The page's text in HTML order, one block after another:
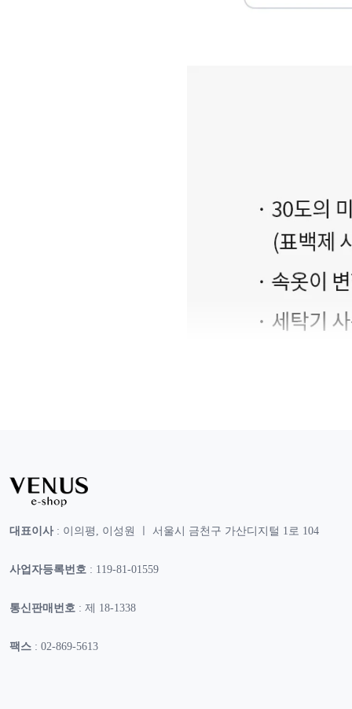
대표이사: 이의평, 이성원 ㅣ 서울시 금천구 가산디지털 1로 104
사업자등록번호 : 119-81-01559
통신판매번호 : 제 18-1338
팩스 : 02-869-5613